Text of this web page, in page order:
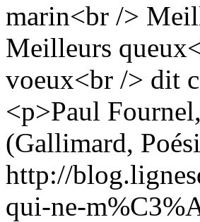
marin<br />
Meilleurs
voeux<br /> dit
<p>Paul
(Gallimard,
http://
qui-ne-